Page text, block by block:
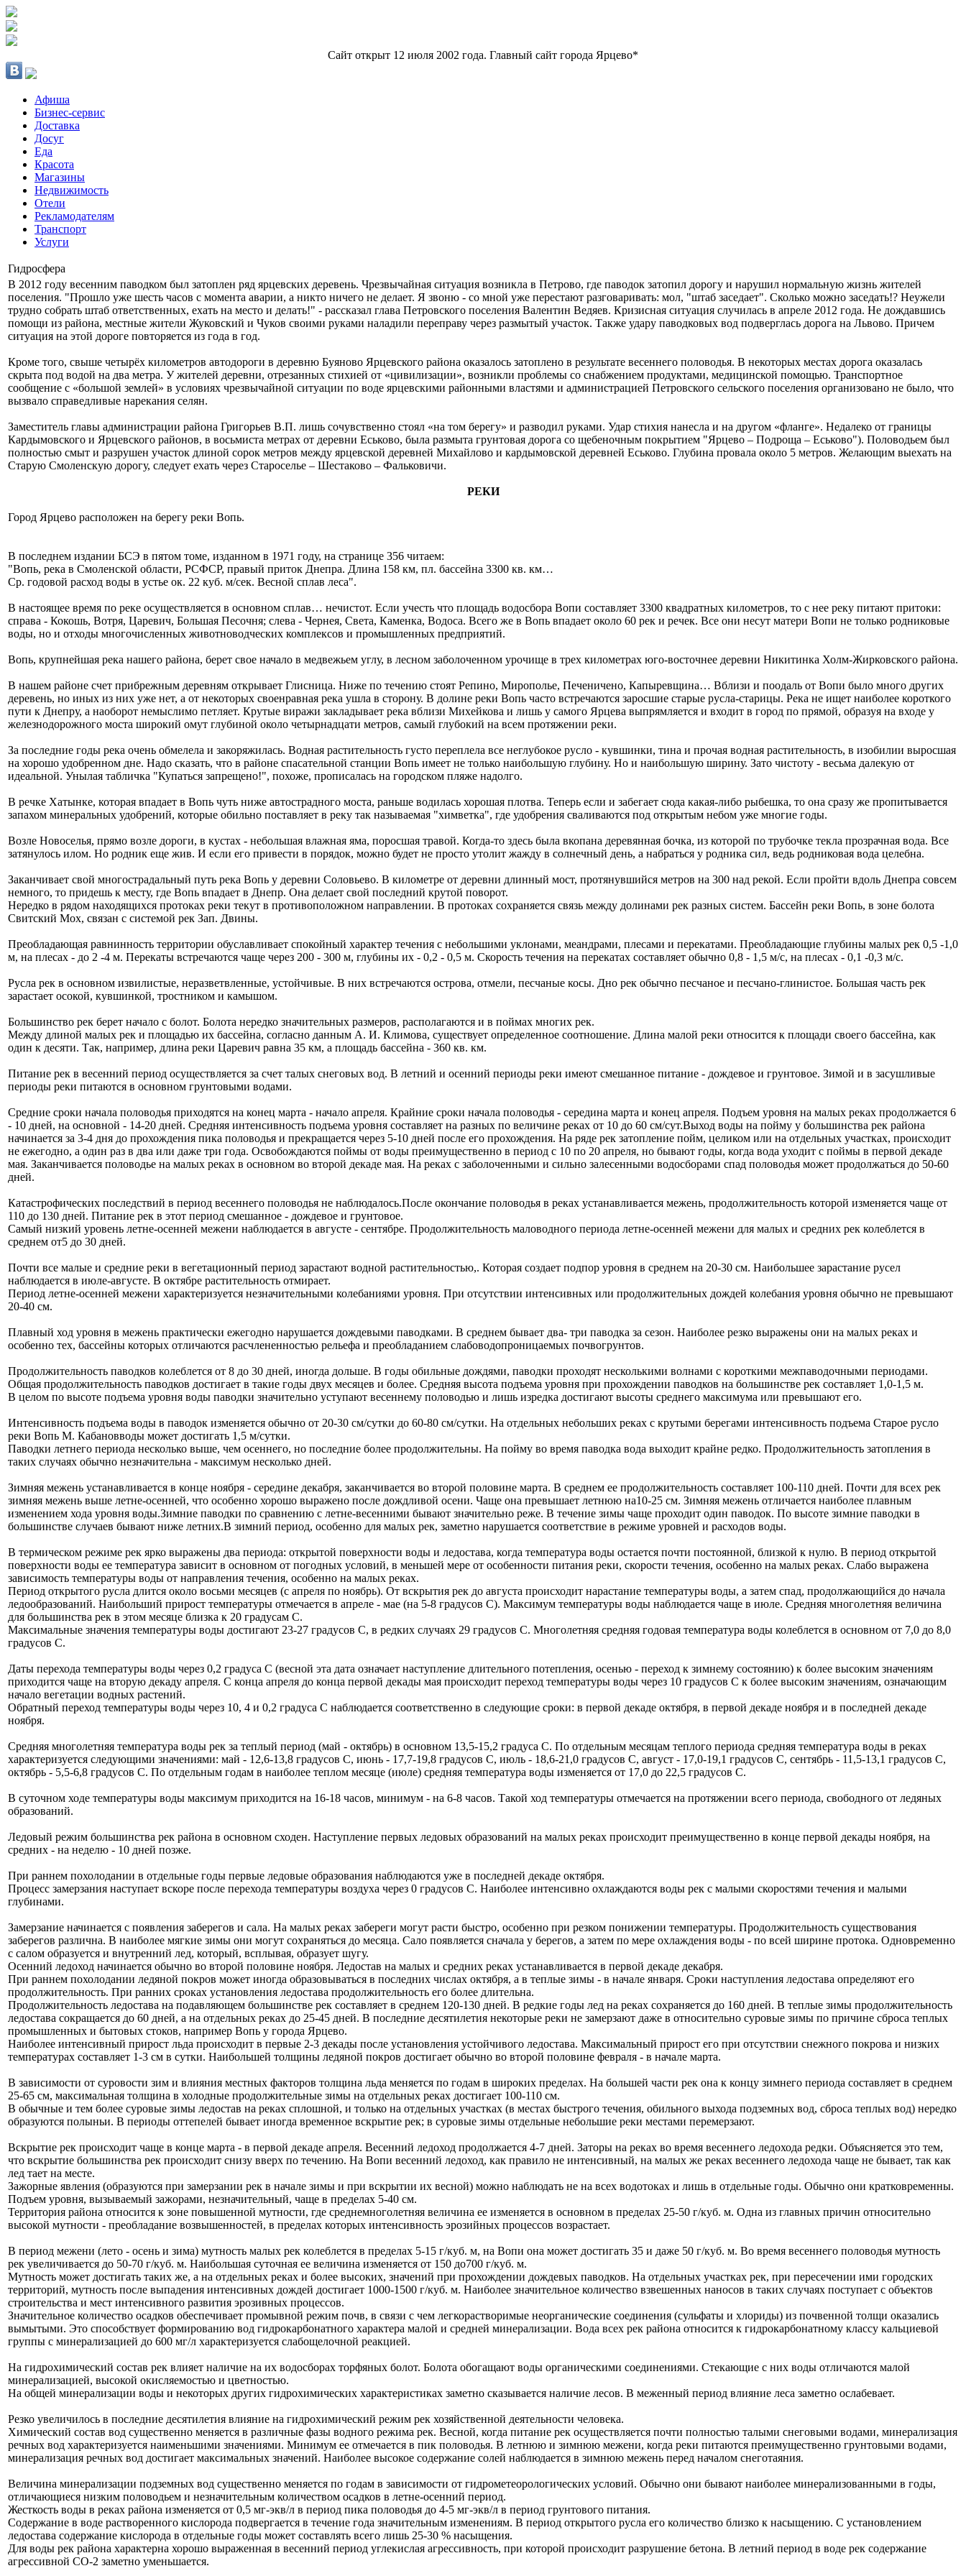
Сайт открыт 12 июля 2002 года. Главный сайт города Ярцево*
Афиша
Бизнес-сервис
Доставка
Досуг
Еда
Красота
Магазины
Недвижимость
Отели
Рекламодателям
Транспорт
Услуги
Гидросфера
В 2012 году весенним паводком был затоплен ряд ярцевских деревень. Чрезвычайная ситуация возникла в Петрово, где паводок затопил дорогу и нарушил нормальную жизнь жителей
поселения. "Прошло уже шесть часов с момента аварии, а никто ничего не делает. Я звоню - со мной уже перестают разговаривать: мол, "штаб заседает". Сколько можно заседать!? Неужели
трудно собрать штаб ответственных, ехать на место и делать!" - рассказал глава Петровского поселения Валентин Ведяев. Кризисная ситуация случилась в апреле 2012 года. Не дождавшись
помощи из района, местные жители Жуковский и Чуков своими руками наладили переправу через размытый участок. Также удару паводковых вод подверглась дорога на Львово. Причем
ситуация на этой дороге повторяется из года в год.
Кроме того, свыше четырёх километров автодороги в деревню Буяново Ярцевского района оказалось затоплено в результате весеннего половодья. В некоторых местах дорога оказалась
скрыта под водой на два метра. У жителей деревни, отрезанных стихией от «цивилизации», возникли проблемы со снабжением продуктами, медицинской помощью. Транспортное
сообщение с «большой землей» в условиях чрезвычайной ситуации по воде ярцевскими районными властями и администрацией Петровского сельского поселения организовано не было, что
вызвало справедливые нарекания селян.
Заместитель главы администрации района Григорьев В.П. лишь сочувственно стоял «на том берегу» и разводил руками. Удар стихия нанесла и на другом «фланге». Недалеко от границы
Кардымовского и Ярцевского районов, в восьмиста метрах от деревни Еськово, была размыта грунтовая дорога со щебеночным покрытием "Ярцево – Подроща – Еськово"). Половодьем был
полностью смыт и разрушен участок длиной сорок метров между ярцевской деревней Михайлово и кардымовской деревней Еськово. Глубина провала около 5 метров. Желающим выехать на
Старую Смоленскую дорогу, следует ехать через Староселье – Шестаково – Фальковичи.
РЕКИ
Город Ярцево расположен на берегу реки Вопь.
В последнем издании БСЭ в пятом томе, изданном в 1971 году, на странице 356 читаем:
"Вопь, река в Смоленской области, РСФСР, правый приток Днепра. Длина 158 км, пл. бассейна 3300 кв. км…
Ср. годовой расход воды в устье ок. 22 куб. м/сек. Весной сплав леса".
В настоящее время по реке осуществляется в основном сплав… нечистот. Если учесть что площадь водосбора Вопи составляет 3300 квадратных километров, то с нее реку питают притоки:
справа - Кокошь, Вотря, Царевич, Большая Песочня; слева - Чернея, Света, Каменка, Водоса. Всего же в Вопь впадает около 60 рек и речек. Все они несут матери Вопи не только родниковые
воды, но и отходы многочисленных животноводческих комплексов и промышленных предприятий.
Вопь, крупнейшая река нашего района, берет свое начало в медвежьем углу, в лесном заболоченном урочище в трех километрах юго-восточнее деревни Никитинка Холм-Жирковского района.
В нашем районе счет прибрежным деревням открывает Глисница. Ниже по течению стоят Репино, Мирополье, Печеничено, Капыревщина… Вблизи и поодаль от Вопи было много других
деревень, но иных из них уже нет, а от некоторых своенравная река ушла в сторону. В долине реки Вопь часто встречаются заросшие старые русла-старицы. Река не ищет наиболее короткого
пути к Днепру, а наоборот немыслимо петляет. Крутые виражи закладывает река вблизи Михейкова и лишь у самого Ярцева выпрямляется и входит в город по прямой, образуя на входе у
железнодорожного моста широкий омут глубиной около четырнадцати метров, самый глубокий на всем протяжении реки.
За последние годы река очень обмелела и закоряжилась. Водная растительность густо переплела все неглубокое русло - кувшинки, тина и прочая водная растительность, в изобилии выросшая
на хорошо удобренном дне. Надо сказать, что в районе спасательной станции Вопь имеет не только наибольшую глубину. Но и наибольшую ширину. Зато чистоту - весьма далекую от
идеальной. Унылая табличка "Купаться запрещено!", похоже, прописалась на городском пляже надолго.
В речке Хатынке, которая впадает в Вопь чуть ниже автострадного моста, раньше водилась хорошая плотва. Теперь если и забегает сюда какая-либо рыбешка, то она сразу же пропитывается
запахом минеральных удобрений, которые обильно поставляет в реку так называемая "химветка", где удобрения сваливаются под открытым небом уже многие годы.
Возле Новоселья, прямо возле дороги, в кустах - небольшая влажная яма, поросшая травой. Когда-то здесь была вкопана деревянная бочка, из которой по трубочке текла прозрачная вода. Все
затянулось илом. Но родник еще жив. И если его привести в порядок, можно будет не просто утолит жажду в солнечный день, а набраться у родника сил, ведь родниковая вода целебна.
Заканчивает свой многострадальный путь река Вопь у деревни Соловьево. В километре от деревни длинный мост, протянувшийся метров на 300 над рекой. Если пройти вдоль Днепра совсем
немного, то придешь к месту, где Вопь впадает в Днепр. Она делает свой последний крутой поворот.
Нередко в рядом находящихся протоках реки текут в противоположном направлении. В протоках сохраняется связь между долинами рек разных систем. Бассейн реки Вопь, в зоне болота
Свитский Мох, связан с системой рек Зап. Двины.
Преобладающая равнинность территории обуславливает спокойный характер течения с небольшими уклонами, меандрами, плесами и перекатами. Преобладающие глубины малых рек 0,5 -1,0
м, на плесах - до 2 -4 м. Перекаты встречаются чаще через 200 - 300 м, глубины их - 0,2 - 0,5 м. Скорость течения на перекатах составляет обычно 0,8 - 1,5 м/с, на плесах - 0,1 -0,3 м/с.
Русла рек в основном извилистые, неразветвленные, устойчивые. В них встречаются острова, отмели, песчаные косы. Дно рек обычно песчаное и песчано-глинистое. Большая часть рек
зарастает осокой, кувшинкой, тростником и камышом.
Большинство рек берет начало с болот. Болота нередко значительных размеров, располагаются и в поймах многих рек.
Между длиной малых рек и площадью их бассейна, согласно данным А. И. Климова, существует определенное соотношение. Длина малой реки относится к площади своего бассейна, как
один к десяти. Так, например, длина реки Царевич равна 35 км, а площадь бассейна - 360 кв. км.
Питание рек в весенний период осуществляется за счет талых снеговых вод. В летний и осенний периоды реки имеют смешанное питание - дождевое и грунтовое. Зимой и в засушливые
периоды реки питаются в основном грунтовыми водами.
Средние сроки начала половодья приходятся на конец марта - начало апреля. Крайние сроки начала половодья - середина марта и конец апреля. Подъем уровня на малых реках продолжается 6
- 10 дней, на основной - 14-20 дней. Средняя интенсивность подъема уровня составляет на разных по величине реках от 10 до 60 см/сут.Выход воды на пойму у большинства рек района
начинается за 3-4 дня до прохождения пика половодья и прекращается через 5-10 дней после его прохождения. На ряде рек затопление пойм, целиком или на отдельных участках, происходит
не ежегодно, а один раз в два или даже три года. Освобождаются поймы от воды преимущественно в период с 10 по 20 апреля, но бывают годы, когда вода уходит с поймы в первой декаде
мая. Заканчивается половодье на малых реках в основном во второй декаде мая. На реках с заболоченными и сильно залесенными водосборами спад половодья может продолжаться до 50-60
дней.
Катастрофических последствий в период весеннего половодья не наблюдалось.После окончание половодья в реках устанавливается межень, продолжительность которой изменяется чаще от
110 до 130 дней. Питание рек в этот период смешанное - дождевое и грунтовое.
Самый низкий уровень летне-осенней межени наблюдается в августе - сентябре. Продолжительность маловодного периода летне-осенней межени для малых и средних рек колеблется в
среднем от5 до 30 дней.
Почти все малые и средние реки в вегетационный период зарастают водной растительностью,. Которая создает подпор уровня в среднем на 20-30 см. Наибольшее зарастание русел
наблюдается в июле-августе. В октябре растительность отмирает.
Период летне-осенней межени характеризуется незначительными колебаниями уровня. При отсутствии интенсивных или продолжительных дождей колебания уровня обычно не превышают
20-40 см.
Плавный ход уровня в межень практически ежегодно нарушается дождевыми паводками. В среднем бывает два- три паводка за сезон. Наиболее резко выражены они на малых реках и
особенно тех, бассейны которых отличаются расчлененностью рельефа и преобладанием слабоводопроницаемых почвогрунтов.
Продолжительность паводков колеблется от 8 до 30 дней, иногда дольше. В годы обильные дождями, паводки проходят несколькими волнами с короткими межпаводочными периодами.
Общая продолжительность паводков достигает в такие годы двух месяцев и более. Средняя высота подъема уровня при прохождении паводков на большинстве рек составляет 1,0-1,5 м.
В целом по высоте подъема уровня воды паводки значительно уступают весеннему половодью и лишь изредка достигают высоты среднего максимума или превышают его.
Интенсивность подъема воды в паводок изменяется обычно от 20-30 см/сутки до 60-80 см/сутки. На отдельных небольших реках с крутыми берегами интенсивность подъема Старое русло
реки Вопь М. Кабановводы может достигать 1,5 м/сутки.
Паводки летнего периода несколько выше, чем осеннего, но последние более продолжительны. На пойму во время паводка вода выходит крайне редко. Продолжительность затопления в
таких случаях обычно незначительна - максимум несколько дней.
Зимняя межень устанавливается в конце ноября - середине декабря, заканчивается во второй половине марта. В среднем ее продолжительность составляет 100-110 дней. Почти для всех рек
зимняя межень выше летне-осенней, что особенно хорошо выражено после дождливой осени. Чаще она превышает летнюю на10-25 см. Зимняя межень отличается наиболее плавным
изменением хода уровня воды.Зимние паводки по сравнению с летне-весенними бывают значительно реже. В течение зимы чаще проходит один паводок. По высоте зимние паводки в
большинстве случаев бывают ниже летних.В зимний период, особенно для малых рек, заметно нарушается соответствие в режиме уровней и расходов воды.
В термическом режиме рек ярко выражены два периода: открытой поверхности воды и ледостава, когда температура воды остается почти постоянной, близкой к нулю. В период открытой
поверхности воды ее температура зависит в основном от погодных условий, в меньшей мере от особенности питания реки, скорости течения, особенно на малых реках. Слабо выражена
зависимость температуры воды от направления течения, особенно на малых реках.
Период открытого русла длится около восьми месяцев (с апреля по ноябрь). От вскрытия рек до августа происходит нарастание температуры воды, а затем спад, продолжающийся до начала
ледообразований. Наибольший прирост температуры отмечается в апреле - мае (на 5-8 градусов С). Максимум температуры воды наблюдается чаще в июле. Средняя многолетняя величина
для большинства рек в этом месяце близка к 20 градусам С.
Максимальные значения температуры воды достигают 23-27 градусов С, в редких случаях 29 градусов С. Многолетняя средняя годовая температура воды колеблется в основном от 7,0 до 8,0
градусов С.
Даты перехода температуры воды через 0,2 градуса С (весной эта дата означает наступление длительного потепления, осенью - переход к зимнему состоянию) к более высоким значениям
приходится чаще на вторую декаду апреля. С конца апреля до конца первой декады мая происходит переход температуры воды через 10 градусов С к более высоким значениям, означающим
начало вегетации водных растений.
Обратный переход температуры воды через 10, 4 и 0,2 градуса С наблюдается соответственно в следующие сроки: в первой декаде октября, в первой декаде ноября и в последней декаде
ноября.
Средняя многолетняя температура воды рек за теплый период (май - октябрь) в основном 13,5-15,2 градуса С. По отдельным месяцам теплого периода средняя температура воды в реках
характеризуется следующими значениями: май - 12,6-13,8 градусов С, июнь - 17,7-19,8 градусов С, июль - 18,6-21,0 градусов С, август - 17,0-19,1 градусов С, сентябрь - 11,5-13,1 градусов С,
октябрь - 5,5-6,8 градусов С. По отдельным годам в наиболее теплом месяце (июле) средняя температура воды изменяется от 17,0 до 22,5 градусов С.
В суточном ходе температуры воды максимум приходится на 16-18 часов, минимум - на 6-8 часов. Такой ход температуры отмечается на протяжении всего периода, свободного от ледяных
образований.
Ледовый режим большинства рек района в основном сходен. Наступление первых ледовых образований на малых реках происходит преимущественно в конце первой декады ноября, на
средних - на неделю - 10 дней позже.
При раннем похолодании в отдельные годы первые ледовые образования наблюдаются уже в последней декаде октября.
Процесс замерзания наступает вскоре после перехода температуры воздуха через 0 градусов С. Наиболее интенсивно охлаждаются воды рек с малыми скоростями течения и малыми
глубинами.
Замерзание начинается с появления заберегов и сала. На малых реках забереги могут расти быстро, особенно при резком понижении температуры. Продолжительность существования
заберегов различна. В наиболее мягкие зимы они могут сохраняться до месяца. Сало появляется сначала у берегов, а затем по мере охлаждения воды - по всей ширине протока. Одновременно
с салом образуется и внутренний лед, который, всплывая, образует шугу.
Осенний ледоход начинается обычно во второй половине ноября. Ледостав на малых и средних реках устанавливается в первой декаде декабря.
При раннем похолодании ледяной покров может иногда образовываться в последних числах октября, а в теплые зимы - в начале января. Сроки наступления ледостава определяют его
продолжительность. При ранних сроках установления ледостава продолжительность его более длительна.
Продолжительность ледостава на подавляющем большинстве рек составляет в среднем 120-130 дней. В редкие годы лед на реках сохраняется до 160 дней. В теплые зимы продолжительность
ледостава сокращается до 60 дней, а на отдельных реках до 25-45 дней. В последние десятилетия некоторые реки не замерзают даже в относительно суровые зимы по причине сброса теплых
промышленных и бытовых стоков, например Вопь у города Ярцево.
Наиболее интенсивный прирост льда происходит в первые 2-3 декады после установления устойчивого ледостава. Максимальный прирост его при отсутствии снежного покрова и низких
температурах составляет 1-3 см в сутки. Наибольшей толщины ледяной покров достигает обычно во второй половине февраля - в начале марта.
В зависимости от суровости зим и влияния местных факторов толщина льда меняется по годам в широких пределах. На большей части рек она к концу зимнего периода составляет в среднем
25-65 см, максимальная толщина в холодные продолжительные зимы на отдельных реках достигает 100-110 см.
В обычные и тем более суровые зимы ледостав на реках сплошной, и только на отдельных участках (в местах быстрого течения, обильного выхода подземных вод, сброса теплых вод) нередко
образуются полыньи. В периоды оттепелей бывает иногда временное вскрытие рек; в суровые зимы отдельные небольшие реки местами перемерзают.
Вскрытие рек происходит чаще в конце марта - в первой декаде апреля. Весенний ледоход продолжается 4-7 дней. Заторы на реках во время весеннего ледохода редки. Объясняется это тем,
что вскрытие большинства рек происходит снизу вверх по течению. На Вопи весенний ледоход, как правило не интенсивный, на малых же реках весеннего ледохода чаще не бывает, так как
лед тает на месте.
Зажорные явления (образуются при замерзании рек в начале зимы и при вскрытии их весной) можно наблюдать не на всех водотоках и лишь в отдельные годы. Обычно они кратковременны.
Подъем уровня, вызываемый зажорами, незначительный, чаще в пределах 5-40 см.
Территория района относится к зоне повышенной мутности, где среднемноголетняя величина ее изменяется в основном в пределах 25-50 г/куб. м. Одна из главных причин относительно
высокой мутности - преобладание возвышенностей, в пределах которых интенсивность эрозийных процессов возрастает.
В период межени (лето - осень и зима) мутность малых рек колеблется в пределах 5-15 г/куб. м, на Вопи она может достигать 35 и даже 50 г/куб. м. Во время весеннего половодья мутность
рек увеличивается до 50-70 г/куб. м. Наибольшая суточная ее величина изменяется от 150 до700 г/куб. м.
Мутность может достигать таких же, а на отдельных реках и более высоких, значений при прохождении дождевых паводков. На отдельных участках рек, при пересечении ими городских
территорий, мутность после выпадения интенсивных дождей достигает 1000-1500 г/куб. м. Наиболее значительное количество взвешенных наносов в таких случаях поступает с объектов
строительства и мест интенсивного развития эрозивных процессов.
Значительное количество осадков обеспечивает промывной режим почв, в связи с чем легкорастворимые неорганические соединения (сульфаты и хлориды) из почвенной толщи оказались
вымытыми. Это способствует формированию вод гидрокарбонатного характера малой и средней минерализации. Вода всех рек района относится к гидрокарбонатному классу кальциевой
группы с минерализацией до 600 мг/л характеризуется слабощелочной реакцией.
На гидрохимический состав рек влияет наличие на их водосборах торфяных болот. Болота обогащают воды органическими соединениями. Стекающие с них воды отличаются малой
минерализацией, высокой окисляемостью и цветностью.
На общей минерализации воды и некоторых других гидрохимических характеристиках заметно сказывается наличие лесов. В меженный период влияние леса заметно ослабевает.
Резко увеличилось в последние десятилетия влияние на гидрохимический режим рек хозяйственной деятельности человека.
Химический состав вод существенно меняется в различные фазы водного режима рек. Весной, когда питание рек осуществляется почти полностью талыми снеговыми водами, минерализация
речных вод характеризуется наименьшими значениями. Минимум ее отмечается в пик половодья. В летнюю и зимнюю межени, когда реки питаются преимущественно грунтовыми водами,
минерализация речных вод достигает максимальных значений. Наиболее высокое содержание солей наблюдается в зимнюю межень перед началом снеготаяния.
Величина минерализации подземных вод существенно меняется по годам в зависимости от гидрометеорологических условий. Обычно они бывают наиболее минерализованными в годы,
отличающиеся низким половодьем и незначительным количеством осадков в летне-осенний период.
Жесткость воды в реках района изменяется от 0,5 мг-экв/л в период пика половодья до 4-5 мг-экв/л в период грунтового питания.
Содержание в воде растворенного кислорода подвергается в течение года значительным изменениям. В период открытого русла его количество близко к насыщению. С установлением
ледостава содержание кислорода в отдельные годы может составлять всего лишь 25-30 % насыщения.
Для воды рек района характерна хорошо выраженная в весенний период углекислая агрессивность, при которой происходит разрушение бетона. В летний период в воде рек содержание
агрессивной СО-2 заметно уменьшается.